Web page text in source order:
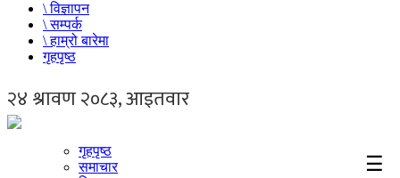
\ विज्ञापन
\ सम्पर्क
\ हाम्रो बारेमा
गृहपृष्ठ
☰
गृहपृष्ठ
समाचार